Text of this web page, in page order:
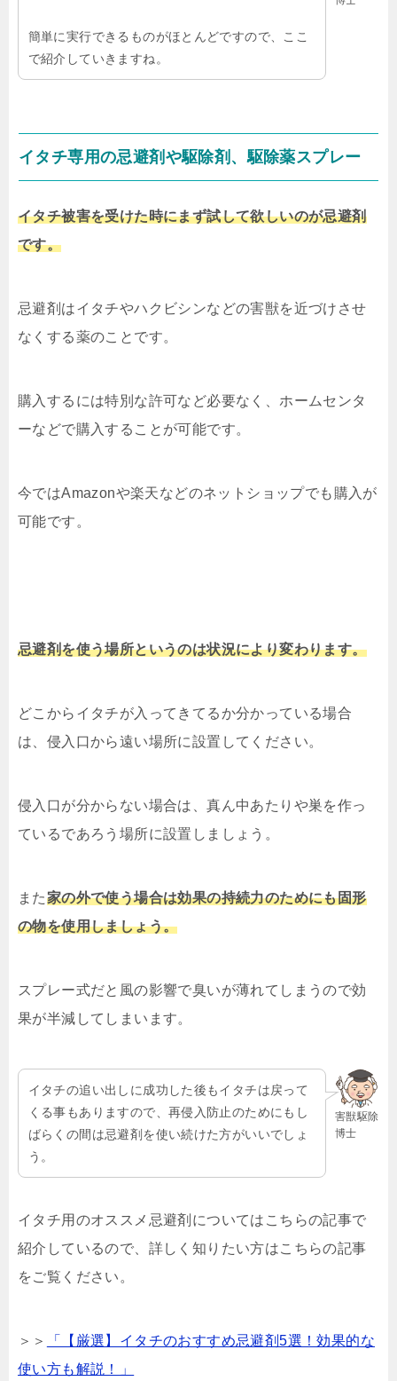
簡単に実行できるものがほとんどですので、ここ
で紹介していきますね。
イタチ専用の忌避剤や駆除剤、駆除薬スプレー
イタチ被害を受けた時にまず試して欲しいのが忌避剤
です。
忌避剤はイタチやハクビシンなどの害獣を近づけさせ
なくする薬のことです。
購入するには特別な許可など必要なく、ホームセンタ
ーなどで購入することが可能です。
今ではAmazonや楽天などのネットショップでも購入が
可能です。
忌避剤を使う場所というのは状況により変わります。
どこからイタチが入ってきてるか分かっている場合
は、侵入口から遠い場所に設置してください。
侵入口が分からない場合は、真ん中あたりや巣を作っ
ているであろう場所に設置しましょう。
また家の外で使う場合は効果の持続力のためにも固形
の物を使用しましょう。
スプレー式だと風の影響で臭いが薄れてしまうので効
果が半減してしまいます。
害獣駆除
博士
イタチの追い出しに成功した後もイタチは戻って
くる事もありますので、再侵入防止のためにもし
ばらくの間は忌避剤を使い続けた方がいいでしょ
う。
イタチ用のオススメ忌避剤についてはこちらの記事で
紹介しているので、詳しく知りたい方はこちらの記事
をご覧ください。
＞＞
「【厳選】イタチのおすすめ忌避剤5選！効果的な
使い方も解説！」